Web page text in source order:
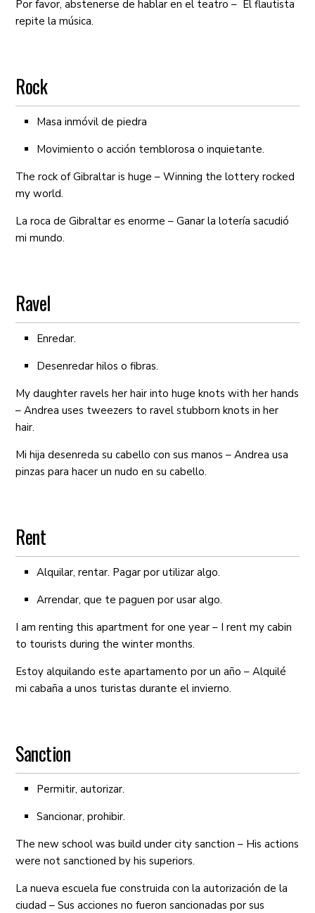
Por favor, abstenerse de hablar en el teatro – El flautista
repite la música.
Rock
Masa inmóvil de piedra
Movimiento o acción temblorosa o inquietante.
The rock of Gibraltar is huge – Winning the lottery rocked
my world.
La roca de Gibraltar es enorme – Ganar la lotería sacudió
mi mundo.
Ravel
Enredar.
Desenredar hilos o fibras.
My daughter ravels her hair into huge knots with her hands
– Andrea uses tweezers to ravel stubborn knots in her
hair.
Mi hija desenreda su cabello con sus manos – Andrea usa
pinzas para hacer un nudo en su cabello.
Rent
Alquilar, rentar. Pagar por utilizar algo.
Arrendar, que te paguen por usar algo.
I am renting this apartment for one year – I rent my cabin
to tourists during the winter months.
Estoy alquilando este apartamento por un año – Alquilé
mi cabaña a unos turistas durante el invierno.
Sanction
Permitir, autorizar.
Sancionar, prohibir.
The new school was build under city sanction – His actions
were not sanctioned by his superiors.
La nueva escuela fue construida con la autorización de la
ciudad – Sus acciones no fueron sancionadas por sus